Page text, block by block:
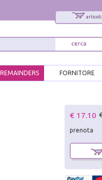
articoli:
FORNITORE
REMAINDERS
€ 17.10
prenota
Interessato ai nostri
Sarai informato delle
comunque cancellarti
modulo di iscrizione